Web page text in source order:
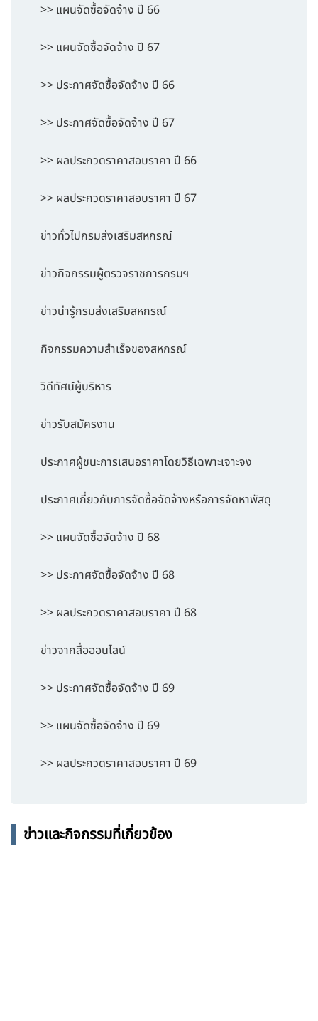
>> แผนจัดซื้อจัดจ้าง ปี 66
>> แผนจัดซื้อจัดจ้าง ปี 67
>> ประกาศจัดซื้อจัดจ้าง ปี 66
>> ประกาศจัดซื้อจัดจ้าง ปี 67
>> ผลประกวดราคาสอบราคา ปี 66
>> ผลประกวดราคาสอบราคา ปี 67
ข่าวทั่วไปกรมส่งเสริมสหกรณ์
ข่าวกิจกรรมผู้ตรวจราชการกรมฯ
ข่าวน่ารู้กรมส่งเสริมสหกรณ์
กิจกรรมความสำเร็จของสหกรณ์
วิดีทัศน์ผู้บริหาร
ข่าวรับสมัครงาน
ประกาศผู้ชนะการเสนอราคาโดยวิธีเฉพาะเจาะจง
ประกาศเกี่ยวกับการจัดซื้อจัดจ้างหรือการจัดหาพัสดุ
>> แผนจัดซื้อจัดจ้าง ปี 68
>> ประกาศจัดซื้อจัดจ้าง ปี 68
>> ผลประกวดราคาสอบราคา ปี 68
ข่าวจากสื่อออนไลน์
>> ประกาศจัดซื้อจัดจ้าง ปี 69
>> แผนจัดซื้อจัดจ้าง ปี 69
>> ผลประกวดราคาสอบราคา ปี 69
ข่าวและกิจกรรมที่เกี่ยวข้อง